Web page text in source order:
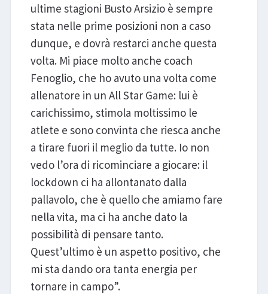
ultime stagioni Busto Arsizio è sempre
stata nelle prime posizioni non a caso
dunque, e dovrà restarci anche questa
volta. Mi piace molto anche coach
Fenoglio, che ho avuto una volta come
allenatore in un All Star Game: lui è
carichissimo, stimola moltissimo le
atlete e sono convinta che riesca anche
a tirare fuori il meglio da tutte. Io non
vedo l’ora di ricominciare a giocare: il
lockdown ci ha allontanato dalla
pallavolo, che è quello che amiamo fare
nella vita, ma ci ha anche dato la
possibilità di pensare tanto.
Quest’ultimo è un aspetto positivo, che
mi sta dando ora tanta energia per
tornare in campo”.